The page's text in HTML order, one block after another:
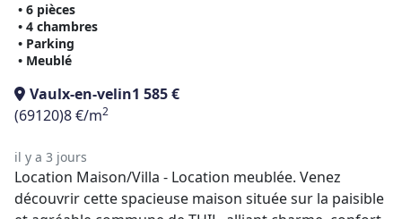
• 6 pièces
• 4 chambres
• Parking
• Meublé
Vaulx-en-velin1 585 €
(69120)8 €/m2
il y a 3 jours
Location Maison/Villa - Location meublée. Venez
découvrir cette spacieuse maison située sur la paisible